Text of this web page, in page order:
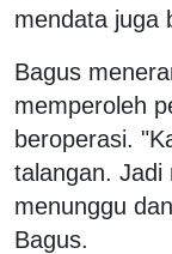
mendata juga
Bagus
memperoleh
beroperasi.
talangan. Jadi
menunggu
Bagus.